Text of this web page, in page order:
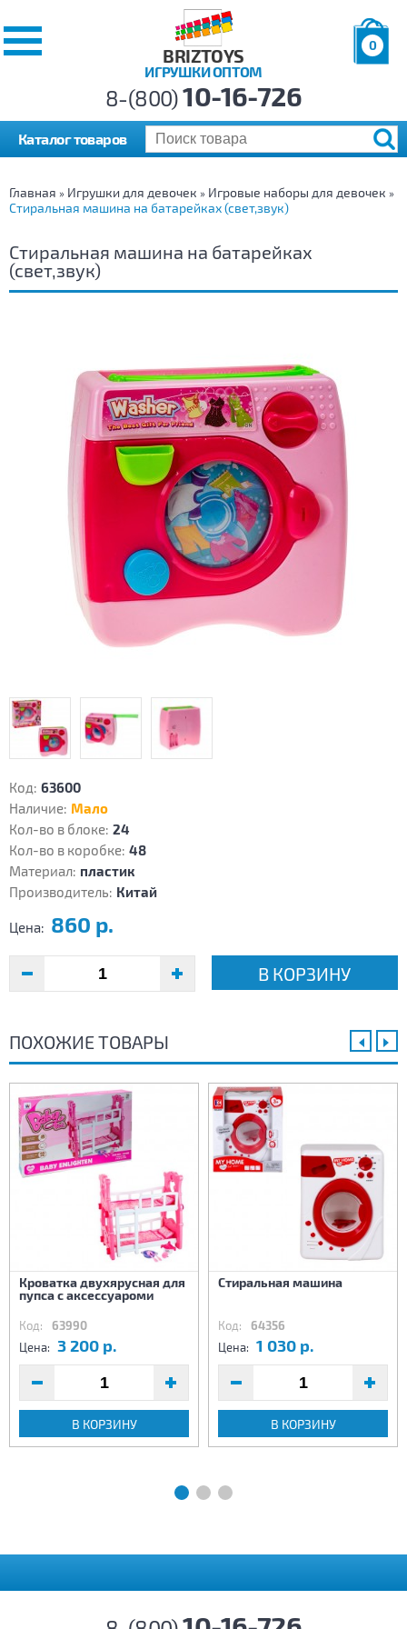
BRIZTOYS
ИГРУШКИ ОПТОМ
0
р.
8-(800)10-16-726
Каталог товаров
Главная » Игрушки для девочек » Игровые наборы для девочек »
Стиральная машина на батарейках (свет,звук)
Стиральная машина на батарейках
(свет,звук)
Код: 63600
Наличие: Мало
Кол-во в блоке: 24
Кол-во в коробке: 48
Материал: пластик
Производитель: Китай
Цена: 860 р.
В КОРЗИНУ
ПОХОЖИЕ ТОВАРЫ
Кроватка двухярусная для
пупса с аксессуароми
Код: 63990
Цена: 3 200 р.
В КОРЗИНУ
Стиральная машина
Код: 64356
Цена: 1 030 р.
В КОРЗИНУ